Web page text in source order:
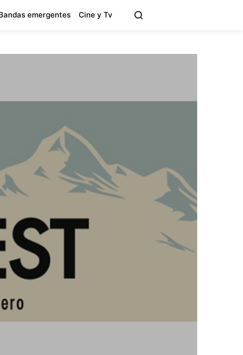
emergentes Cine y Tv